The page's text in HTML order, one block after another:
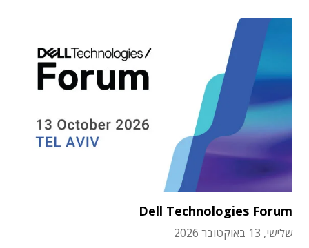
Dell Technologies Forum
שלישי, 13 באוקטובר 2026